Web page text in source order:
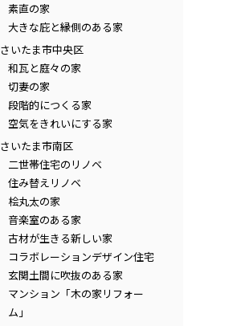
素直の家
大きな庇と縁側のある家
さいたま市中央区
和瓦と庭々の家
切妻の家
段階的につくる家
空気をきれいにする家
さいたま市南区
二世帯住宅のリノベ
住み替えリノベ
桧丸太の家
音楽室のある家
古材が生きる新しい家
コラボレーションデザイン住宅
玄関土間に吹抜のある家
マンション「木の家リフォー
ム」